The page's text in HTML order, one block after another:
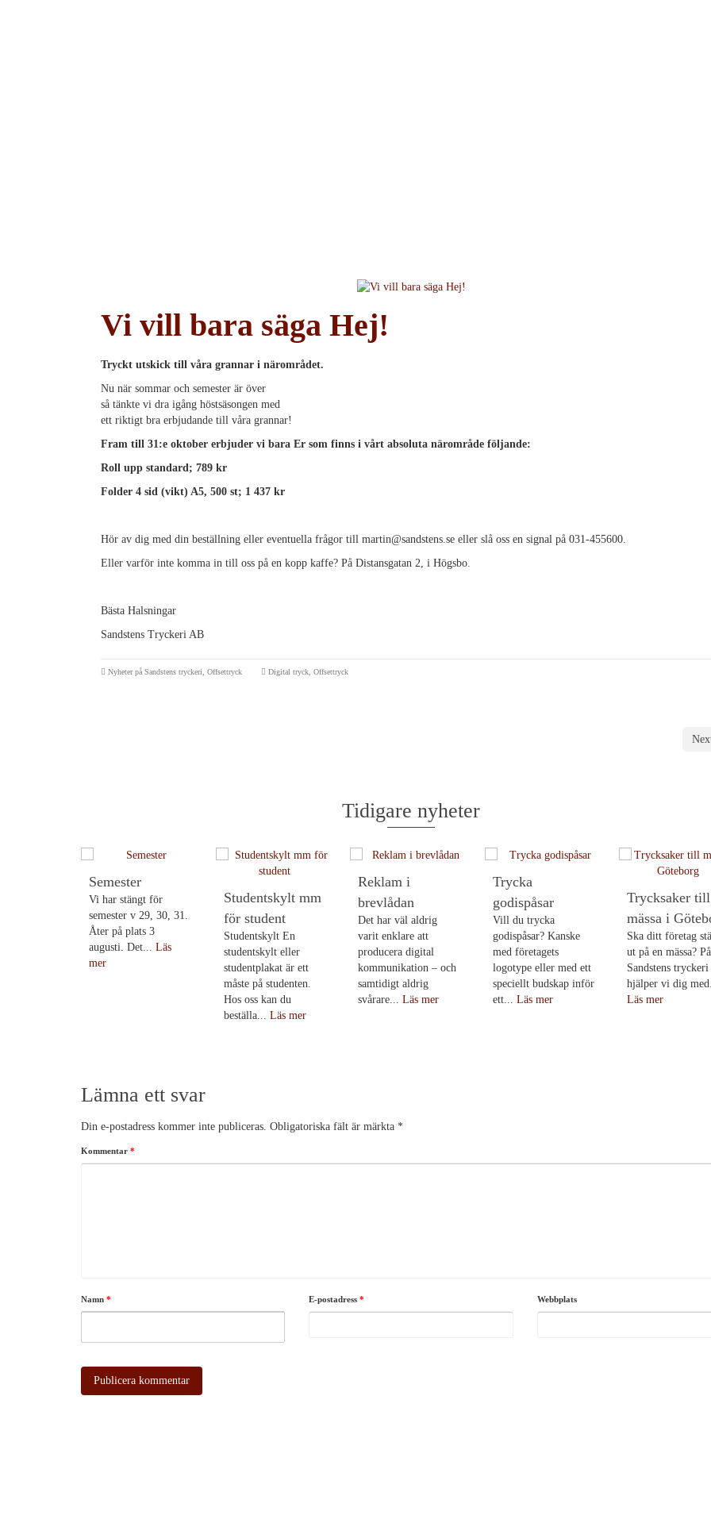
Vi vill bara säga Hej!
Tryckt utskick till våra grannar i närområdet.
Nu när sommar och semester är över
så tänkte vi dra igång höstsäsongen med
ett riktigt bra erbjudande till våra grannar!
Fram till 31:e oktober erbjuder vi bara Er som finns i vårt absoluta närområde följande:
Roll upp standard; 789 kr
Folder 4 sid (vikt) A5, 500 st; 1 437 kr
Hör av dig med din beställning eller eventuella frågor till martin@sandstens.se eller slå oss en signal på 031-455600.
Eller varför inte komma in till oss på en kopp kaffe? På Distansgatan 2, i Högsbo.
Bästa Halsningar
Sandstens Tryckeri AB
Nyheter på Sandstens tryckeri Offsettryck Digital tryck Offsettryck
Tidigare nyheter
Semester
Vi har stängt för
semester v 29, 30, 31.
Åter på plats 3
augusti. Det... Läs
mer
Studentskylt mm
för student
Studentskylt En
studentskylt eller
studentplakat är ett
måste på studenten.
Hos oss kan du
beställa... Läs mer
Reklam i
brevlådan
Det har väl aldrig
varit enklare att
producera digital
kommunikation – och
samtidigt aldrig
svårare... Läs mer
Trycka
godispåsar
Vill du trycka
godispåsar? Kanske
med företagets
logotype eller med ett
speciellt budskap inför
ett... Läs mer
Trycksaker till
mässa i
Ska ditt företag
ut på en mässa? På
Sandstens tryckeri
hjälper vi dig
Läs mer
Lämna ett svar
Din e-postadress kommer inte publiceras. Obligatoriska fält är märkta *
Kommentar *
Namn * E-postadress* Webbplats